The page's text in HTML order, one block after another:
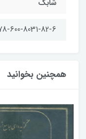
شابك
600-8031-82-6
همچنین بخوانید